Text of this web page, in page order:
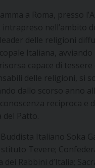
a Roma, presso
nell’ambito
delle religioni
Italiana,
capace di tessere
delle religioni, si
dallo scorso anno
reciproca e
Patto.
Italiano Soka
Tevere;
Rabbini d’Italia;